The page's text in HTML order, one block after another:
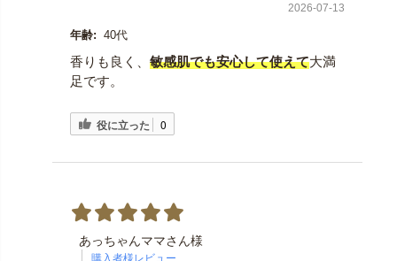
2026-07-13
年齢: 40代
香りも良く、 敏感肌でも安心して使えて大満
足です。
役に立った 0
あっちゃんママさん様